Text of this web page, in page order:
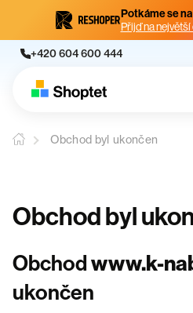
Potkáme se
Přijď na
+420 604 600 444
Obchod byl ukončen
Obchod byl
Obchodwww.k-
ukončen